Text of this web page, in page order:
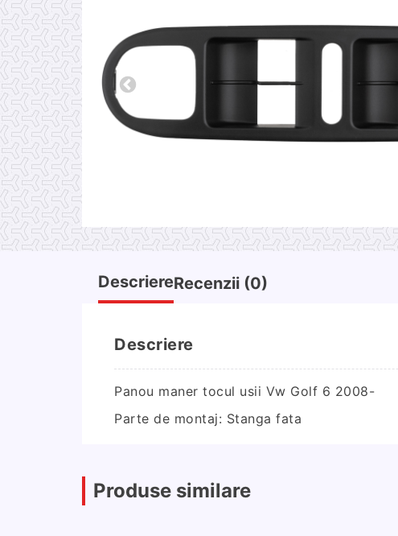
DescriereRecenzii (0)
Descriere
Panou maner tocul usii Vw Golf 6 2008-
Parte de montaj: Stanga fata
Produse similare